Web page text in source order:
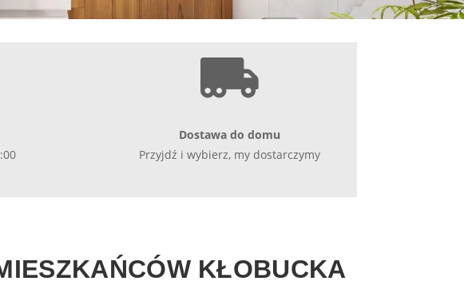

Dostawa do domu
Przyjdź i wybierz, my dostarczymy
KŁOBUCKA